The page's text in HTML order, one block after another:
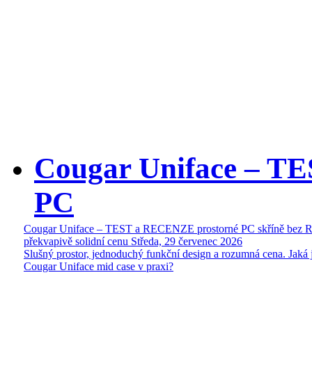
Cougar Uniface –
PC
Cougar Uniface – TEST a RECENZE prostorné PC skříně bez
překvapivě solidní cenu Středa, 29 červenec 2026
Slušný prostor, jednoduchý funkční design a rozumná cena. Jaká
Cougar Uniface mid case v praxi?